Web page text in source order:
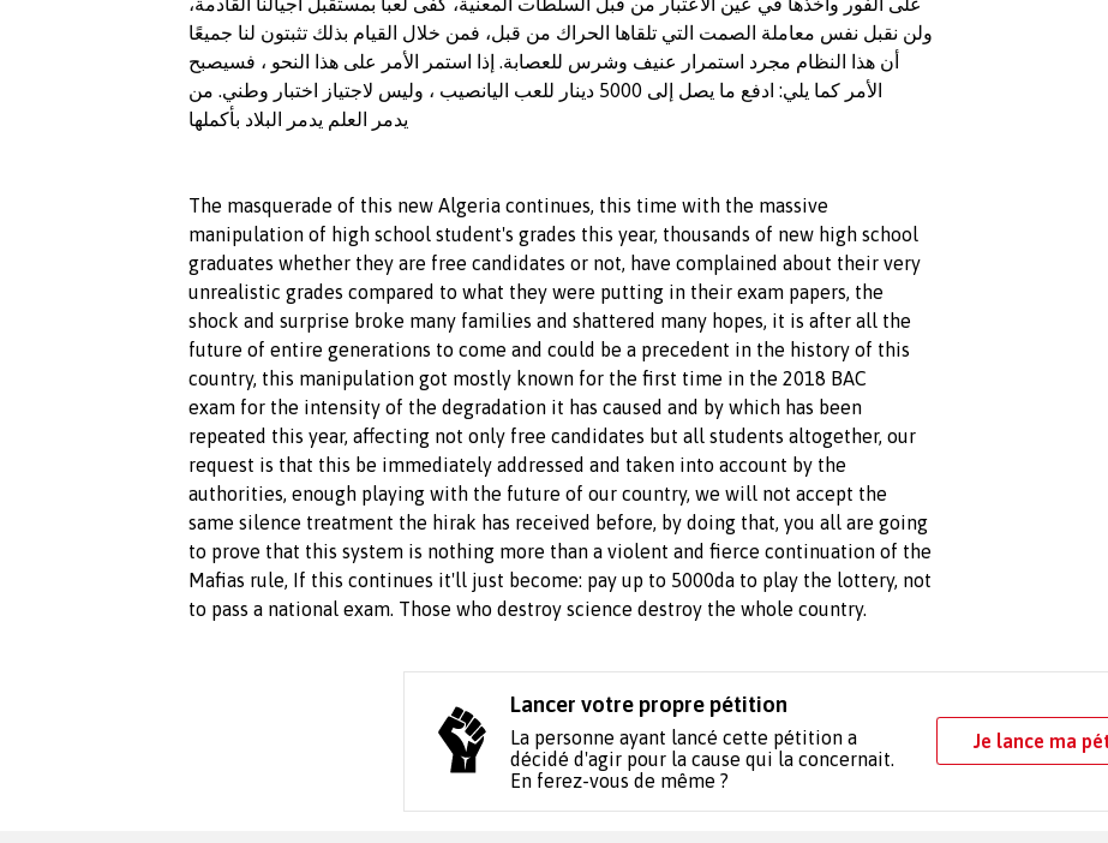
ولن نقبل نفس معاملة الصمت التي تلقاها الحراك من قبل، فمن خلال القيام بذلك تثبتون لنا جميعًا
أن هذا النظام مجرد استمرار عنيف وشرس للعصابة. إذا استمر الأمر على هذا النحو ، فسيصبح
الأمر كما يلي: ادفع ما يصل إلى 5000 دينار للعب اليانصيب ، وليس لاجتياز اختبار وطني. من
يدمر العلم يدمر البلاد بأكملها
The masquerade of this new Algeria continues, this time with the massive
manipulation of high school student's grades this year, thousands of new high school
graduates whether they are free candidates or not, have complained about their very
unrealistic grades compared to what they were putting in their exam papers, the
shock and surprise broke many families and shattered many hopes, it is after all the
future of entire generations to come and could be a precedent in the history of this
country, this manipulation got mostly known for the first time in the 2018 BAC
exam for the intensity of the degradation it has caused and by which has been
repeated this year, affecting not only free candidates but all students altogether, our
request is that this be immediately addressed and taken into account by the
authorities, enough playing with the future of our country, we will not accept the
same silence treatment the hirak has received before, by doing that, you all are going
to prove that this system is nothing more than a violent and fierce continuation of the
Mafias rule, If this continues it'll just become: pay up to 5000da to play the lottery, not
to pass a national exam. Those who destroy science destroy the whole country.
Lancer votre propre pétition
La personne ayant lancé cette pétition a
décidé d'agir pour la cause qui la concernait.
En ferez-vous de même ?
Je lance ma